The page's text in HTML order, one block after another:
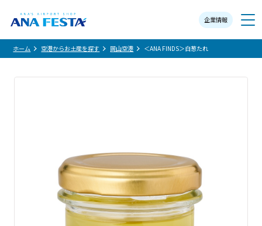
企業情報
メニュー
ホーム 空港からお土産を探す 岡山空港 ＜ANA FINDS＞白葱たれ